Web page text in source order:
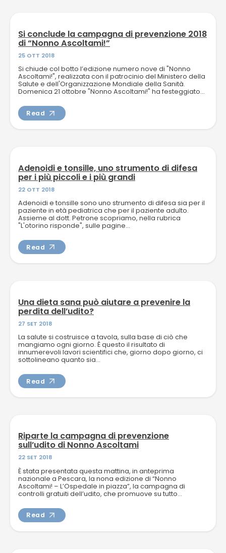
Si conclude la campagna di prevenzione 2018
di “Nonno Ascoltami!”
25 OTT 2018
Si chiude col botto l’edizione numero nove di "Nonno
Ascoltami!", realizzata con il patrocinio del Ministero della
Salute e dell'Organizzazione Mondiale della Sanità.
Domenica 21 ottobre "Nonno Ascoltami!" ha festeggiato...
Read
Adenoidi e tonsille, uno strumento di difesa
per i più piccoli e i più grandi
22 OTT 2018
Adenoidi e tonsille sono uno strumento di difesa sia per il
paziente in età pediatrica che per il paziente adulto.
Assieme al dott. Petrone scopriamo, nella rubrica
"L'otorino risponde", sulle pagine...
Read
Una dieta sana può aiutare a prevenire la
perdita dell’udito?
27 SET 2018
La salute si costruisce a tavola, sulla base di ciò che
mangiamo ogni giorno. È questo il risultato di
innumerevoli lavori scientifici che, giorno dopo giorno, ci
sottolineano quanto sia...
Read
Riparte la campagna di prevenzione
sull’udito di Nonno Ascoltami
22 SET 2018
È stata presentata questa mattina, in anteprima
nazionale a Pescara, la nona edizione di “Nonno
Ascoltami! – L’Ospedale in piazza”, la campagna di
controlli gratuiti dell’udito, che promuove su tutto...
Read